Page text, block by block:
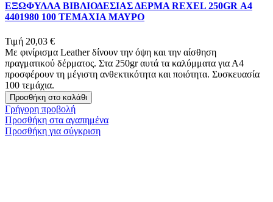
ΕΞΩΦΥΛΛΑ ΒΙΒΛΙΟΔΕΣΙΑΣ ΔΕΡΜΑ REXEL 250GR Α4
4401980 100 ΤΕΜΑΧΙΑ ΜΑΥΡΟ
Τιμή 20,03 €
Με φινίρισμα Leather δίνουν την όψη και την αίσθηση
πραγματικού δέρματος. Στα 250gr αυτά τα καλύμματα για Α4
προσφέρουν τη μέγιστη ανθεκτικότητα και ποιότητα. Συσκευασία
100 τεμάχια.
Προσθήκη στο καλάθι
Γρήγορη προβολή
Προσθήκη στα αγαπημένα
Προσθήκη για σύγκριση